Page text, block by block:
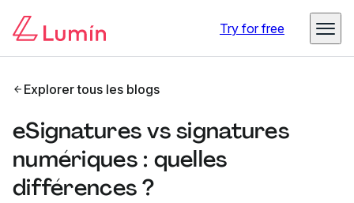
Try for free
Explorer tous les blogs
eSignatures vs signatures
numériques : quelles
différences ?